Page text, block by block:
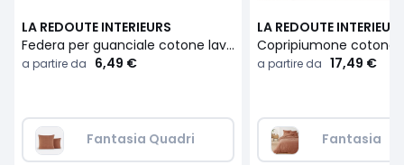
LA REDOUTE INTERIEURS
Federa per guanciale cotone lavato Monille
a partire da 6,49 €
Fantasia Quadri
LA REDOUTE
a partire da 17,49 €
Fantasia